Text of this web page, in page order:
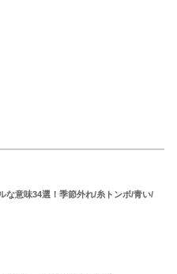
な意味34選！季節外れ/糸トンボ/青い/